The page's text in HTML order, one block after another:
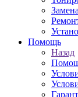
Помощь
Назад